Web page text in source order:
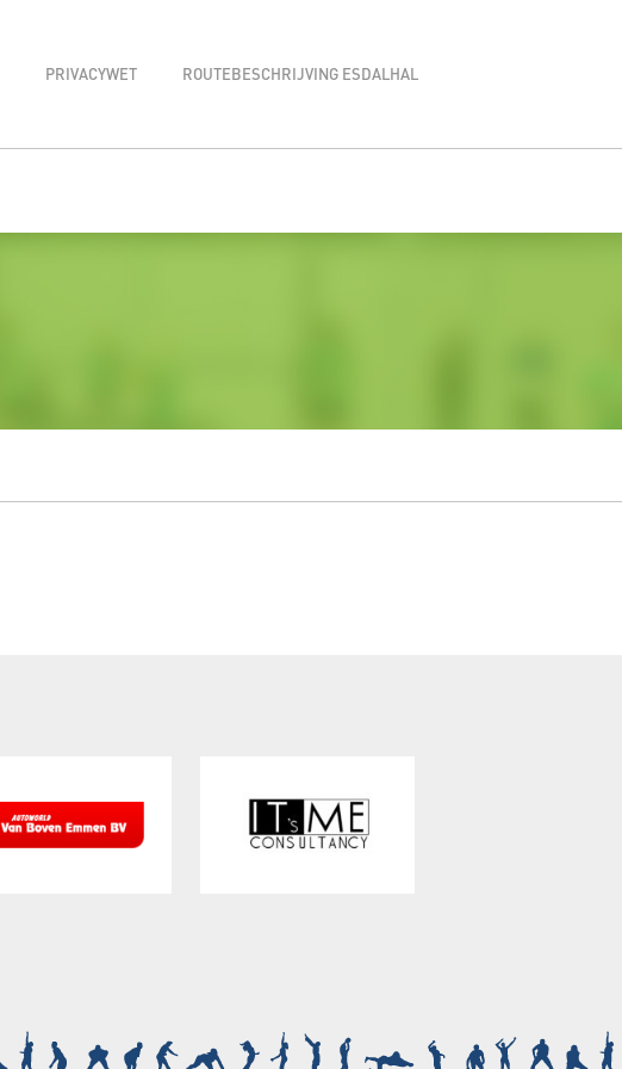
PRIVACYWET ROUTEBESCHRIJVING ESDALHAL